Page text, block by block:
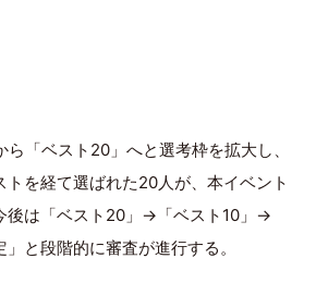
「ベスト20」へと選考枠を拡大し、
を経て選ばれた20人が、本イベント
後は「ベスト20」→「ベスト10」→
」と段階的に審査が進行する。